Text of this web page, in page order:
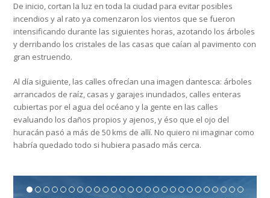
De inicio, cortan la luz en toda la ciudad para evitar posibles
incendios y al rato ya comenzaron los vientos que se fueron
intensificando durante las siguientes horas, azotando los árboles
y derribando los cristales de las casas que caían al pavimento con
gran estruendo.
Al día siguiente, las calles ofrecían una imagen dantesca: árboles
arrancados de raíz, casas y garajes inundados, calles enteras
cubiertas por el agua del océano y la gente en las calles
evaluando los daños propios y ajenos, y éso que el ojo del
huracán pasó a más de 50 kms de allí. No quiero ni imaginar como
habría quedado todo si hubiera pasado más cerca.